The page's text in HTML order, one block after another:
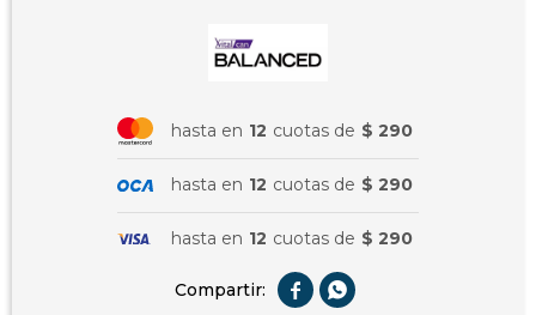
hasta en 12 cuotas de $ 290
hasta en 12 cuotas de $ 290
hasta en 12 cuotas de $ 290
 